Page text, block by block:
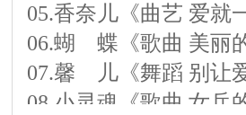
05.香奈儿《曲艺 爱就
06.蝴 蝶《歌曲 美丽
07.馨 儿《舞蹈 别让
08.小灵魂《歌曲 女兵